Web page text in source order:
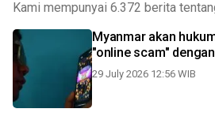
Kami mempunyai 6.372 berita
Myanmar akan
"online scam"
29 July 2026 12:56 WIB